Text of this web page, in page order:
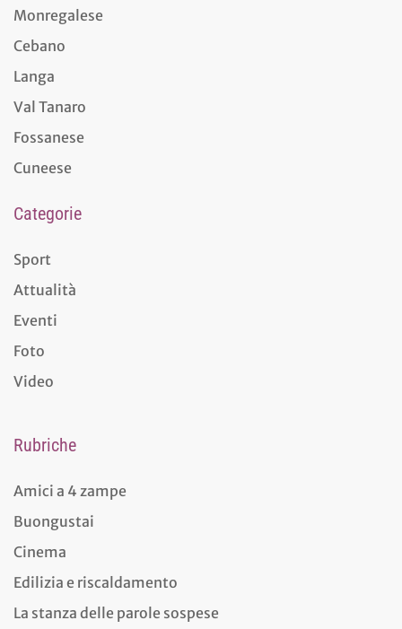
Monregalese
Cebano
Langa
Val Tanaro
Fossanese
Cuneese
Categorie
Sport
Attualità
Eventi
Foto
Video
Rubriche
Amici a 4 zampe
Buongustai
Cinema
Edilizia e riscaldamento
La stanza delle parole sospese